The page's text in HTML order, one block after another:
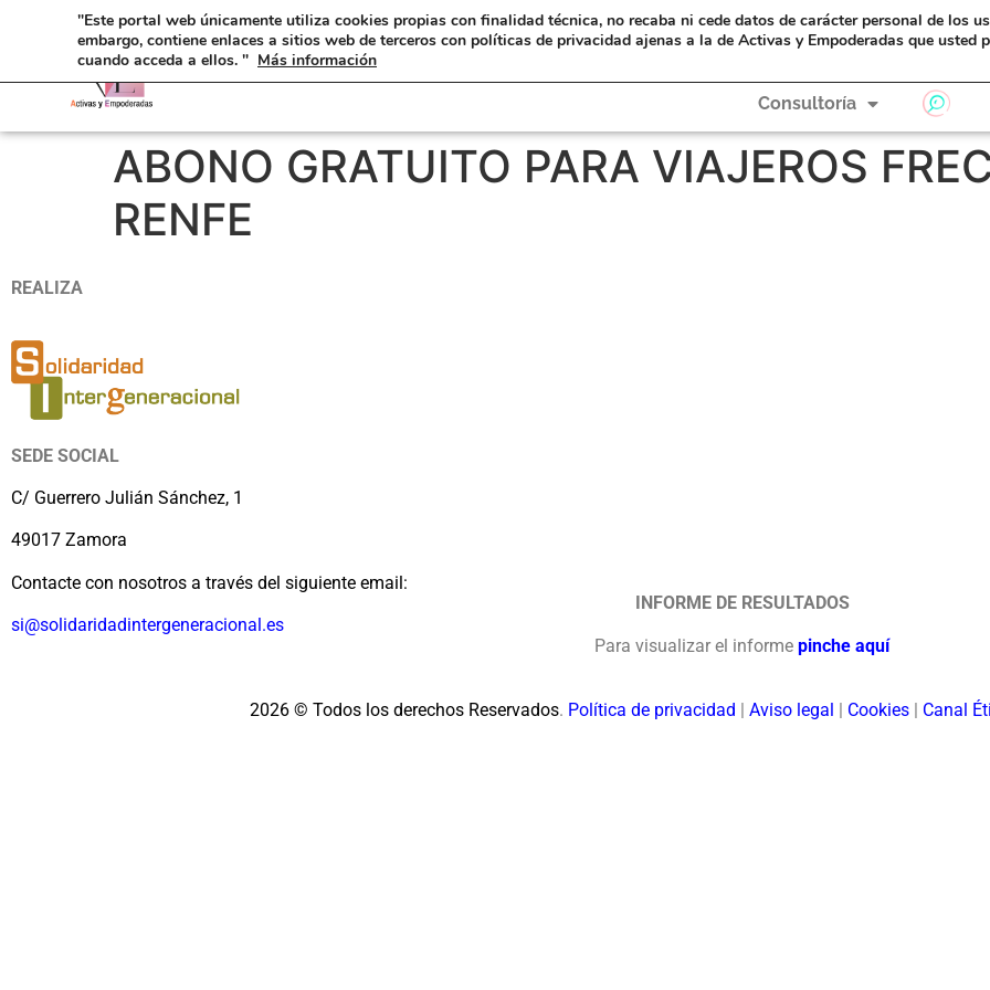
eAyudas Formación A Hombros de Gigantas
Consultoría
ABONO GRATUITO PARA VIAJEROS
RENFE
REALIZA
SEDE SOCIAL
C/ Guerrero Julián Sánchez, 1
49017 Zamora
Contacte con nosotros a través del siguiente email:
si@solidaridadintergeneracional.es
INFORME DE RESULTADOS
Para visualizar el informe pinche aquí
2026 © Todos los derechos Reservados. Política de privacidad | Aviso legal | Cookies | Canal
"Este portal web únicamente utiliza cookies propias con finalidad técnica, no recaba ni cede datos de carácter personal de los
embargo, contiene enlaces a sitios web de terceros con políticas de privacidad ajenas a la de Activas y Empoderadas que usted
cuando acceda a ellos. " Más información